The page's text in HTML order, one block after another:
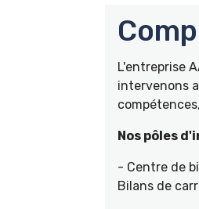
L'entreprise
intervenons
Nos pôles
- Centre de
Bilans de